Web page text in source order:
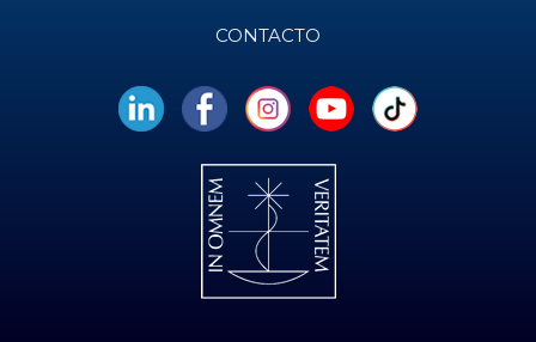
CONTACTO